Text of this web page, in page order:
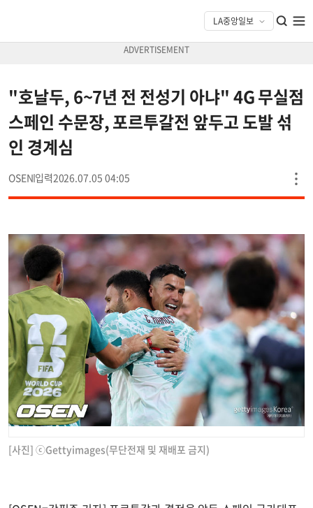
"호날두, 6~7년 전 전성기 아냐" 4G 무실점
스페인 수문장, 포르투갈전 앞두고 도발 섞
인 경계심
OSEN 2026.07.05 04:05
[사진] ⓒGettyimages(무단전재 및 재배포 금지)